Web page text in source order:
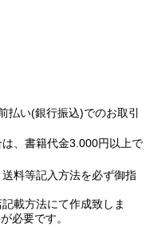
払い(銀行振込)でのお取引
、書籍代金3.000円以上で
料等記入方法を必ず御指
載方法にて作成致しま
必要です。